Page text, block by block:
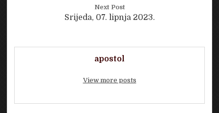
Next Post
Srijeda, 07. lipnja 2023.
apostol
View more posts